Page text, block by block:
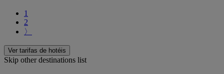
1
2
〉
Ver tarifas de hotéis
Skip other destinations list